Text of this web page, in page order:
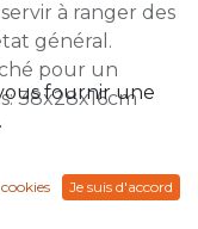
à ranger des
général.
pour un
38x28x16cm
fournir une
Je suis d'accord